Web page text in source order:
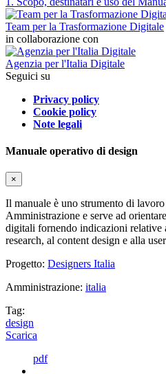
Team per la Trasformazione Digitale
in collaborazione con
Agenzia per l'Italia Digitale
Seguici su
Privacy policy
Cookie policy
Note legali
Manuale operativo di design
×
Il manuale è uno strumento di
Amministrazione e serve ad
digitali fornendo indicazioni relative
research, al content design e alla
Progetto: Designers Italia
Amministrazione: italia
Tag:
design
Scarica
pdf